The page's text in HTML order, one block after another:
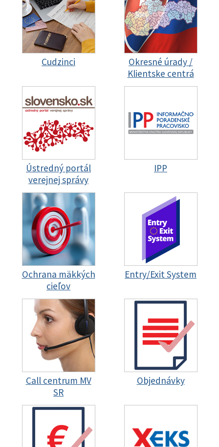
Cudzinci
Okresné úrady /
Klientske centrá
Ústredný portál
verejnej správy
IPP
Ochrana mäkkých
cieľov
Entry/Exit System
Call centrum MV
SR
Objednávky